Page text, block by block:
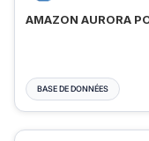
AMAZON AURORA
BASE DE DONNÉES